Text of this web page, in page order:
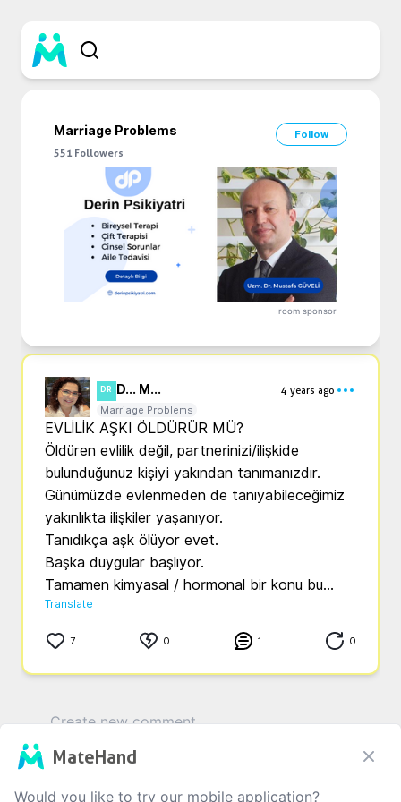
Marriage Problems
Follow
551 Followers
room sponsor
DR D... M...
4 years ago
Marriage Problems
EVLİLİK AŞKI ÖLDÜRÜR MÜ?
Öldüren evlilik değil, partnerinizi/ilişkide
bulunduğunuz kişiyi yakından tanımanızdır.
Günümüzde evlenmeden de tanıyabileceğimiz
yakınlıkta ilişkiler yaşanıyor.
Tanıdıkça aşk ölüyor evet.
Başka duygular başlıyor.
Translate
7 0 1 0
MateHand
Would you like to try our mobile application?